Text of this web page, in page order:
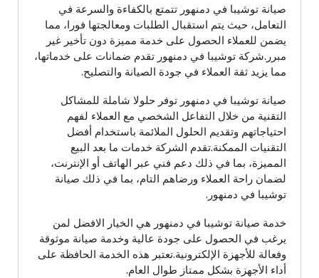
صيانة توشيبا في دمنهور تتمتع بالكفاءة والسرعة في
التعامل، حيث يتم استقبال الطلبات ومعالجتها فورا، مما
يضمن للعملاء الحصول على خدمة مميزة دون تأخير غير
مبرر.شركة توشيبا في دمنهور تقدم ضمانات على خدماتها،
مما يزيد ثقة العملاء في جودة الصيانة والتصليح.
صيانة توشيبا في دمنهور توفر حلولا شاملة للمشاكل
التقنية من خلال التفاعل الشخصي مع العملاء لفهم
احتياجاتهم وتقديم الحلول الملائمة باستخدام أفضل
التقنيات الممكنة.تقدم الشركة خدمات ما بعد البيع
المميزة، بما في ذلك دعم فني عبر الهاتف أو الإنترنت،
لضمان راحة العملاء ورضاهم التام، بما في ذلك صيانة
توشيبا في دمنهور.
خدمة صيانة توشيبا في دمنهور هي الخيار الافضل لمن
يرغب في الحصول على جودة عالية وخدمة صيانة موثوقة
وفعالة للأجهزة الإلكترونية.تعتبر هذه الخدمة الحافظة على
أداء الأجهزة بشكل ممتاز طوال العام.